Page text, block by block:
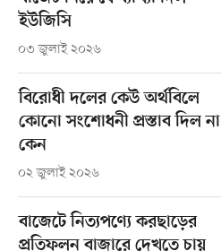
ইউজিসি
০৩ জুলাই ২০২৬
বিরোধী দলের কেউ অর্থবিলে
কোনো সংশোধনী প্রস্তাব দিল না
কেন
০২ জুলাই ২০২৬
বাজেটে নিত্যপণ্যে করছাড়ের
প্রতিফলন বাজারে দেখতে চায়